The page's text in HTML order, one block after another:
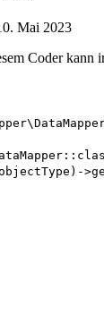
Mai 2023
Coder